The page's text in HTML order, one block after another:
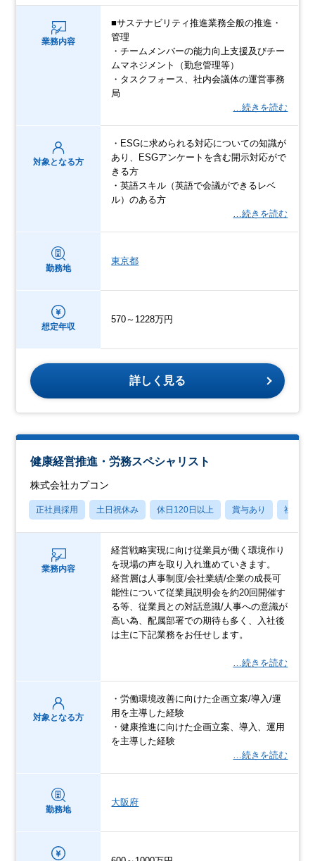
業務内容
■サステナビリティ推進業務全般の推進・
管理
・チームメンバーの能力向上支援及びチー
ムマネジメント（勤怠管理等）
・タスクフォース、社内会議体の運営事務
局
…続きを読む
対象となる方
・ESGに求められる対応についての知識が
あり、ESGアンケートを含む開示対応がで
きる方
・英語スキル（英語で会議ができるレベ
ル）のある方
…続きを読む
勤務地
東京都
想定年収
570～1228万円
詳しく見る
健康経営推進・労務スペシャリスト
株式会社カプコン
正社員採用 土日祝休み 休日120日以上 賞与あり 社宅・
業務内容
経営戦略実現に向け従業員が働く環境作り
を現場の声を取り入れ進めていきます。
経営層は人事制度/会社業績/企業の成長可
能性について従業員説明会を約20回開催す
る等、従業員との対話意識/人事への意識が
高い為、配属部署での期待も多く、入社後
は主に下記業務をお任せします。
…続きを読む
対象となる方
・労働環境改善に向けた企画立案/導入/運
用を主導した経験
・健康推進に向けた企画立案、導入、運用
を主導した経験
…続きを読む
勤務地
大阪府